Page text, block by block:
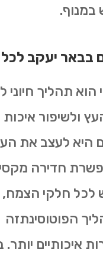
במנוף.
בבאר יעקב
הוא תהליך חיוני
ולשיפור איכות
היא לעצב את
חדירה
לכל חלקי
הפוטוסינתזה
איכותיים יותר.